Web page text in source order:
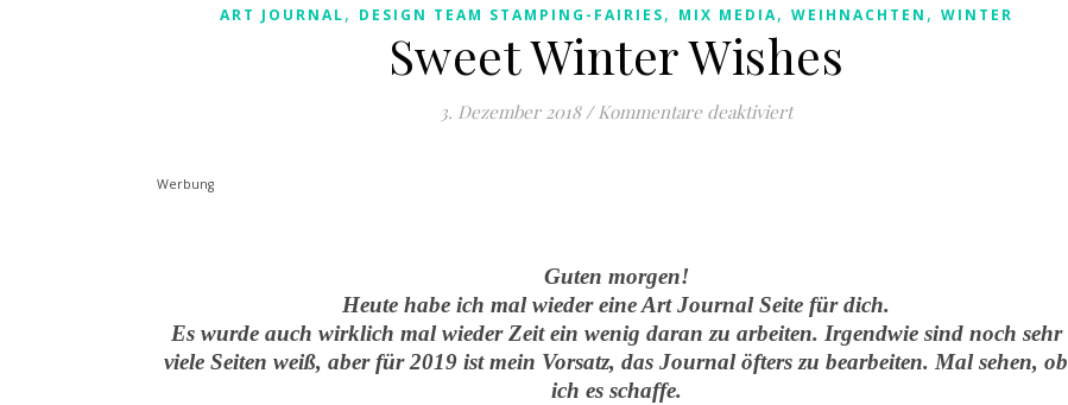
ART JOURNAL, DESIGN TEAM STAMPING-FAIRIES, MIX MEDIA, WEIHNACHTEN , WINTER
Sweet Winter Wishes
3. Dezember 2018 / Kommentare deaktiviertfür Sweet Winter Wishes
Werbung
Guten morgen!
Heute habe ich mal wieder eine Art Journal Seite für dich.
Es wurde auch wirklich mal wieder Zeit ein wenig daran zu arbeiten. Irgendwie sind noch sehr
viele Seiten weiß, aber für 2019 ist mein Vorsatz, das Journal öfters zu bearbeiten. Mal sehen, ob
ich es schaffe.